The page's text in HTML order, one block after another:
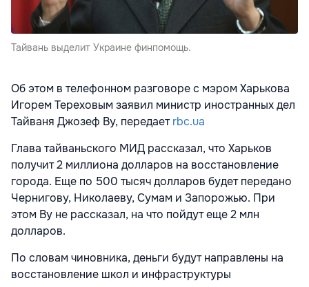
Тайвань выделит Украине финпомощь.
Об этом в телефонном разговоре с мэром Харькова
Игорем Тереховым заявил министр иностранных дел
Тайваня Джозеф Ву, передаетrbc.ua
Глава тайваньского МИД рассказал, что Харьков
получит 2 миллиона долларов на восстановление
города. Еще по 500 тысяч долларов будет передано
Чернигову, Николаеву, Сумам и Запорожью. При
этом Ву не рассказал, на что пойдут еще 2 млн
долларов.
По словам чиновника, деньги будут направлены на
восстановление школ и инфраструктуры